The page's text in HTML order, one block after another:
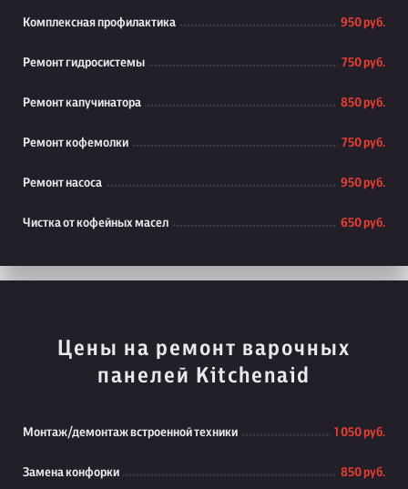
Комплексная профилактика 950 руб.
Ремонт гидросистемы 750 руб.
Ремонт капучинатора 850 руб.
Ремонт кофемолки 750 руб.
Ремонт насоса 950 руб.
Чистка от кофейных масел 650 руб.
Цены на ремонт варочных
панелей Kitchenaid
Монтаж/демонтаж встроенной техники 1 050 руб.
Замена конфорки 850 руб.